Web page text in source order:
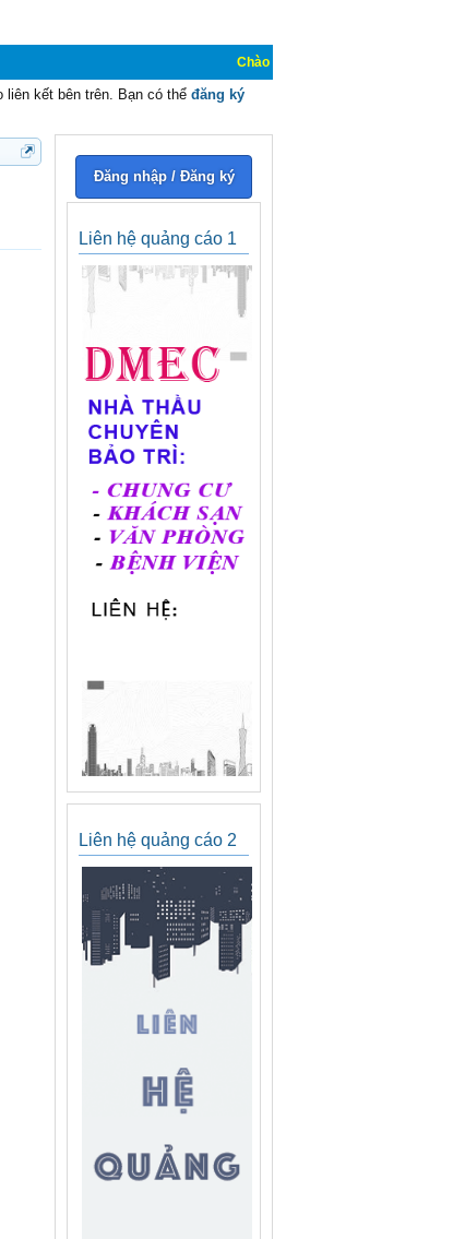
Chào mừng các bạn đến với Diễn đàn Cơ Điện
liên kết bên trên. Bạn có thể đăng ký
Đăng nhập / Đăng ký
Liên hệ quảng cáo 1
Liên hệ quảng cáo 2